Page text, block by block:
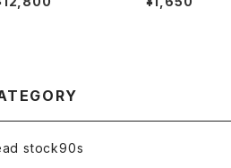
PAIR エポキシ
stock90s